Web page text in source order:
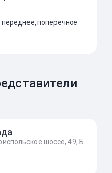
переднее, поперечное